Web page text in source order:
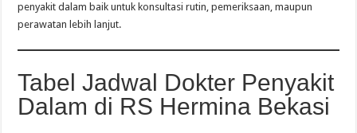
penyakit dalam baik untuk konsultasi rutin, pemeriksaan, maupun
perawatan lebih lanjut.
Tabel Jadwal Dokter Penyakit
Dalam di RS Hermina Bekasi